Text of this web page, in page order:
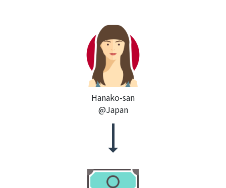
Hanako-san
@Japan